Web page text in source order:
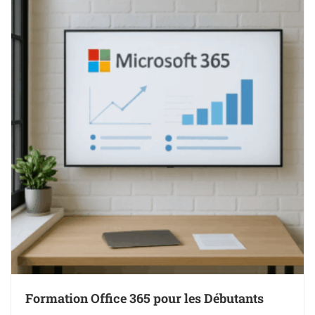
Formation Office 365 pour les Débutants